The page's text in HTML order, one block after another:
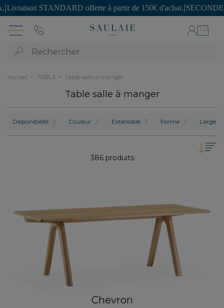
offerte à partir de 150€ d'achat.| SECONDE VIE : des pièces
Rechercher
Accueil TABLE Table salle à manger
Table salle à manger
Disponibilité Couleur Extensible Forme Largeur
386 produits
Chevron